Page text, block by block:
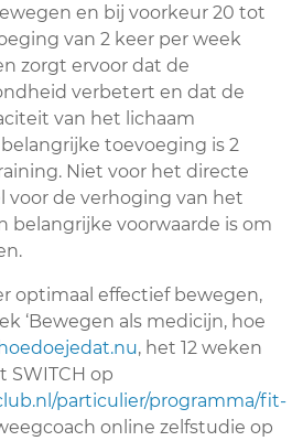
en bij voorkeur 20 tot
van 2 keer per week
zorgt ervoor dat de
verbetert en dat de
van het lichaam
toevoeging is 2
Niet voor het directe
voor de verhoging van het
belangrijke voorwaarde is om
optimaal effectief bewegen,
‘Bewegen als medicijn, hoe
, het 12 weken
SWITCH op
particulier/programma/fit-
online zelfstudie op